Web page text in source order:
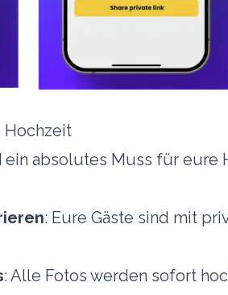
Hochzeit
ein absolutes Muss für eure
: Eure Gäste sind mit
: Alle Fotos werden sofort